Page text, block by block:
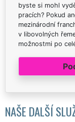
byste si mohl
pracích? Pokud
mezinárodní
v libovolných
možnostmi po
NAŠE DALŠÍ